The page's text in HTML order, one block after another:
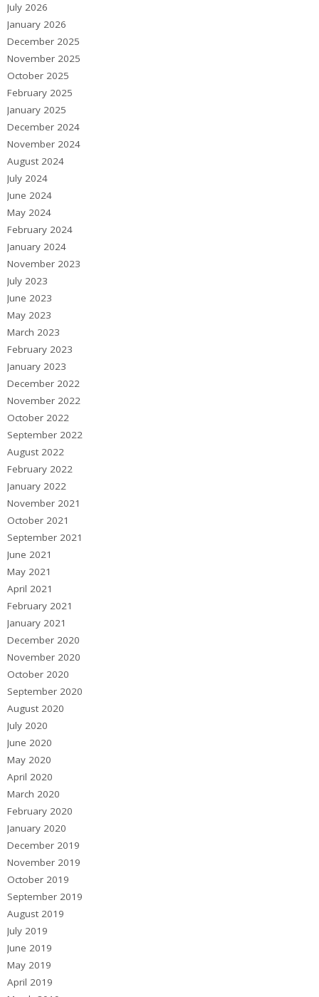
July 2026
January 2026
December 2025
November 2025
October 2025
February 2025
January 2025
December 2024
November 2024
August 2024
July 2024
June 2024
May 2024
February 2024
January 2024
November 2023
July 2023
June 2023
May 2023
March 2023
February 2023
January 2023
December 2022
November 2022
October 2022
September 2022
August 2022
February 2022
January 2022
November 2021
October 2021
September 2021
June 2021
May 2021
April 2021
February 2021
January 2021
December 2020
November 2020
October 2020
September 2020
August 2020
July 2020
June 2020
May 2020
April 2020
March 2020
February 2020
January 2020
December 2019
November 2019
October 2019
September 2019
August 2019
July 2019
June 2019
May 2019
April 2019